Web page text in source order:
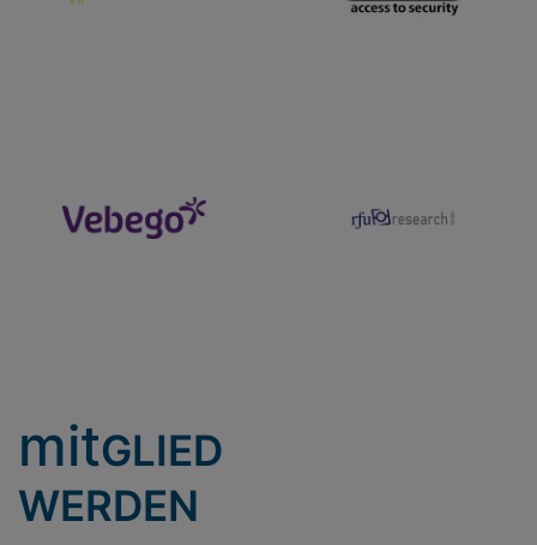
mitGLIED
WERDEN